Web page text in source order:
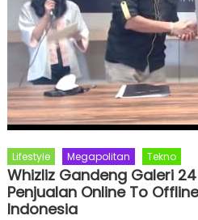
Lifestyle Megapolitan Tekno
Whizliz Gandeng Galeri
Penjualan Online To
Indonesia